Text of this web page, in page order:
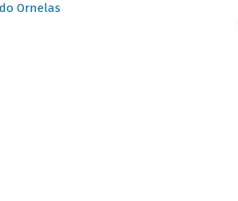
Ornelas